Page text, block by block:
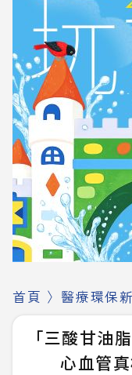
首頁 〉 醫療環保
「三酸甘油
心血管